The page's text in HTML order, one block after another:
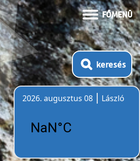
FŐMENÜ
keresés
2026. augusztus 08
László